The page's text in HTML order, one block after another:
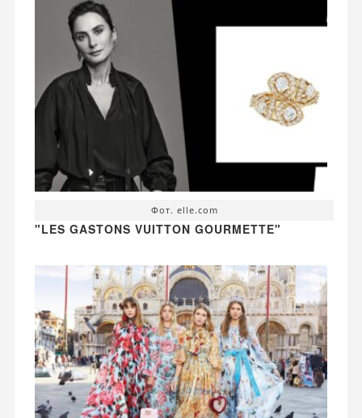
Фот. elle.com
"LES GASTONS VUITTON GOURMETTE"